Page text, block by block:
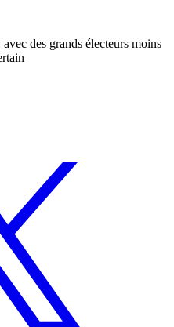
des grands électeurs moins